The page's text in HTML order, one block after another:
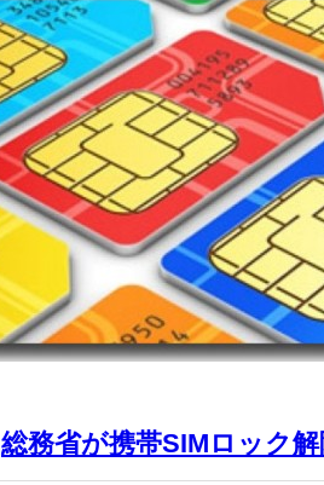
総務省が携帯SIMロック